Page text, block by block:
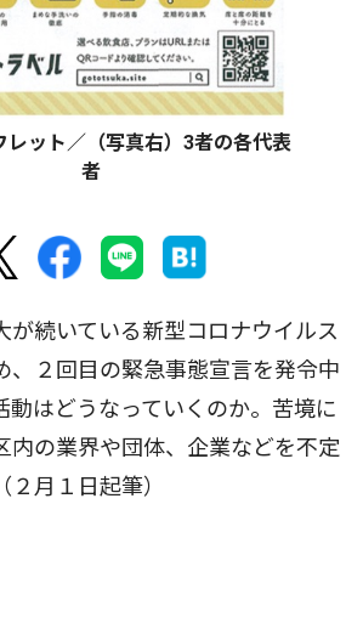
レット／（写真右）3者の各代表
者
続いている新型コロナウイルス
、２回目の緊急事態宣言を発令中
動はどうなっていくのか。苦境に
内の業界や団体、企業などを不定
月１日起筆）